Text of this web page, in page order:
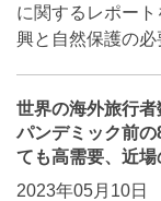
に関するレポー
興と自然保護の必
世界の海外旅行
パンデミック前
ても高需要、近
2023年05月10日